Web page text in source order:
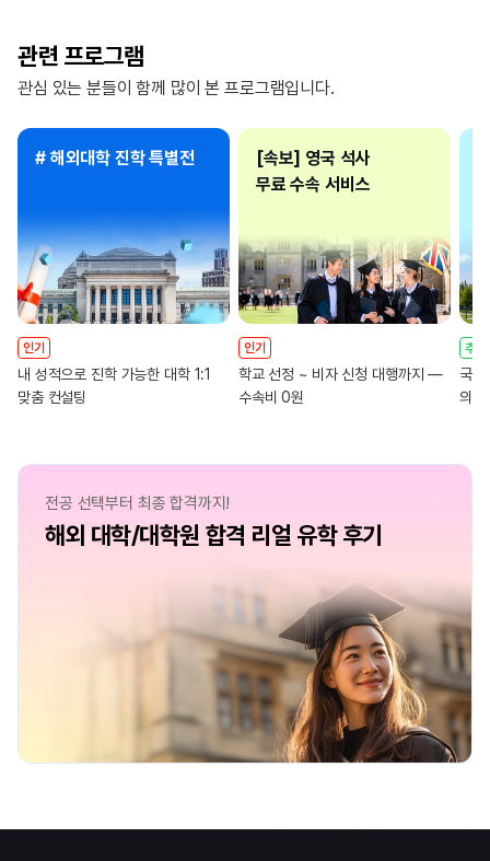
관련 프로그램
관심 있는 분들이 함께 많이 본 프로그램입니다.
# 해외대학 진학 특별전
인기
내 성적으로 진학 가능한 대학 1:1
맞춤 컨설팅
[속보] 영국 석사
무료 수속 서비스
인기
학교 선정 ~ 비자 신청 대행까지 ―
수속비 0원
추천
국내
의대
전공 선택부터 최종 합격까지!
해외 대학/대학원 합격 리얼 유학 후기